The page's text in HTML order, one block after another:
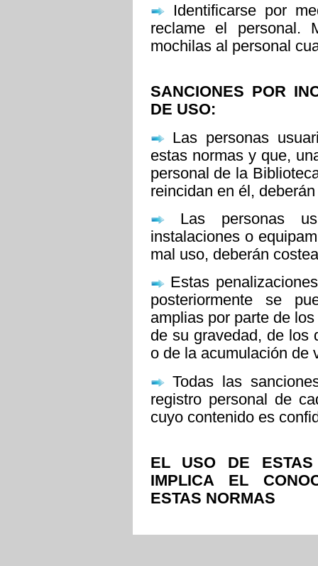
Identificarse por
reclame el personal.
mochilas al personal
SANCIONES POR
DE USO:
Las personas
estas normas y que,
personal de la
reincidan en él,
Las personas
instalaciones o
mal uso, deberán
Estas
posteriormente se
amplias por parte de
de su gravedad, de los
o de la acumulación de
Todas las
registro personal de
cuyo contenido es
EL USO DE ESTAS
IMPLICA EL
ESTAS NORMAS